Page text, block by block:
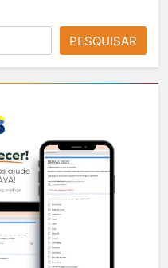
PESQUISAR